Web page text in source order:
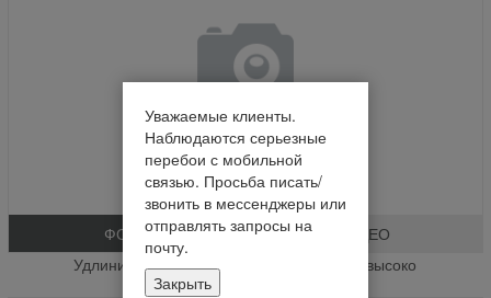
ФОТО
ВИДЕО
Удлинитель Вектор УВУ ( Универсально высоко
производительный удл.)**+ (шт.)
Уважаемые клиенты.
Наблюдаются серьезные
перебои с мобильной
связью. Просьба писать/
звонить в мессенджеры или
отправлять запросы на
почту.
Закрыть